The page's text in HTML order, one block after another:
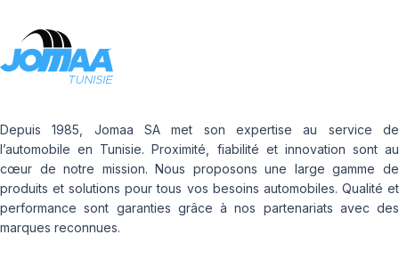
Depuis 1985, Jomaa SA met son expertise au service de
l’automobile en Tunisie. Proximité, fiabilité et innovation sont au
cœur de notre mission. Nous proposons une large gamme de
produits et solutions pour tous vos besoins automobiles. Qualité et
performance sont garanties grâce à nos partenariats avec des
marques reconnues.